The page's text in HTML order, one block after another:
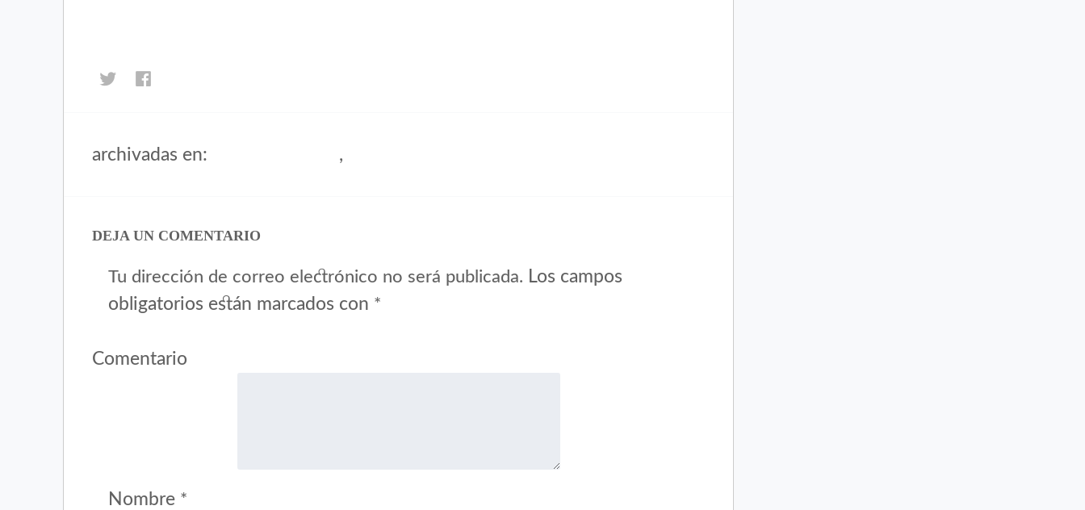
Haz
clic
en
Twitter
una
nueva)
en
Facebook
una
nueva)
archivadas en: ,
DEJA UN COMENTARIO
Tu dirección de correo electrónico no será publicada. Los campos
obligatorios están marcados con *
Comentario
Nombre *